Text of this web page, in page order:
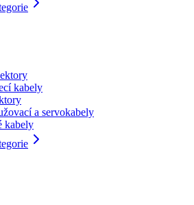
kabely
a servokabely
kabely